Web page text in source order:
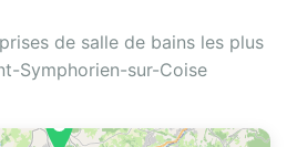
de salle de bains les plus
Symphorien-sur-Coise